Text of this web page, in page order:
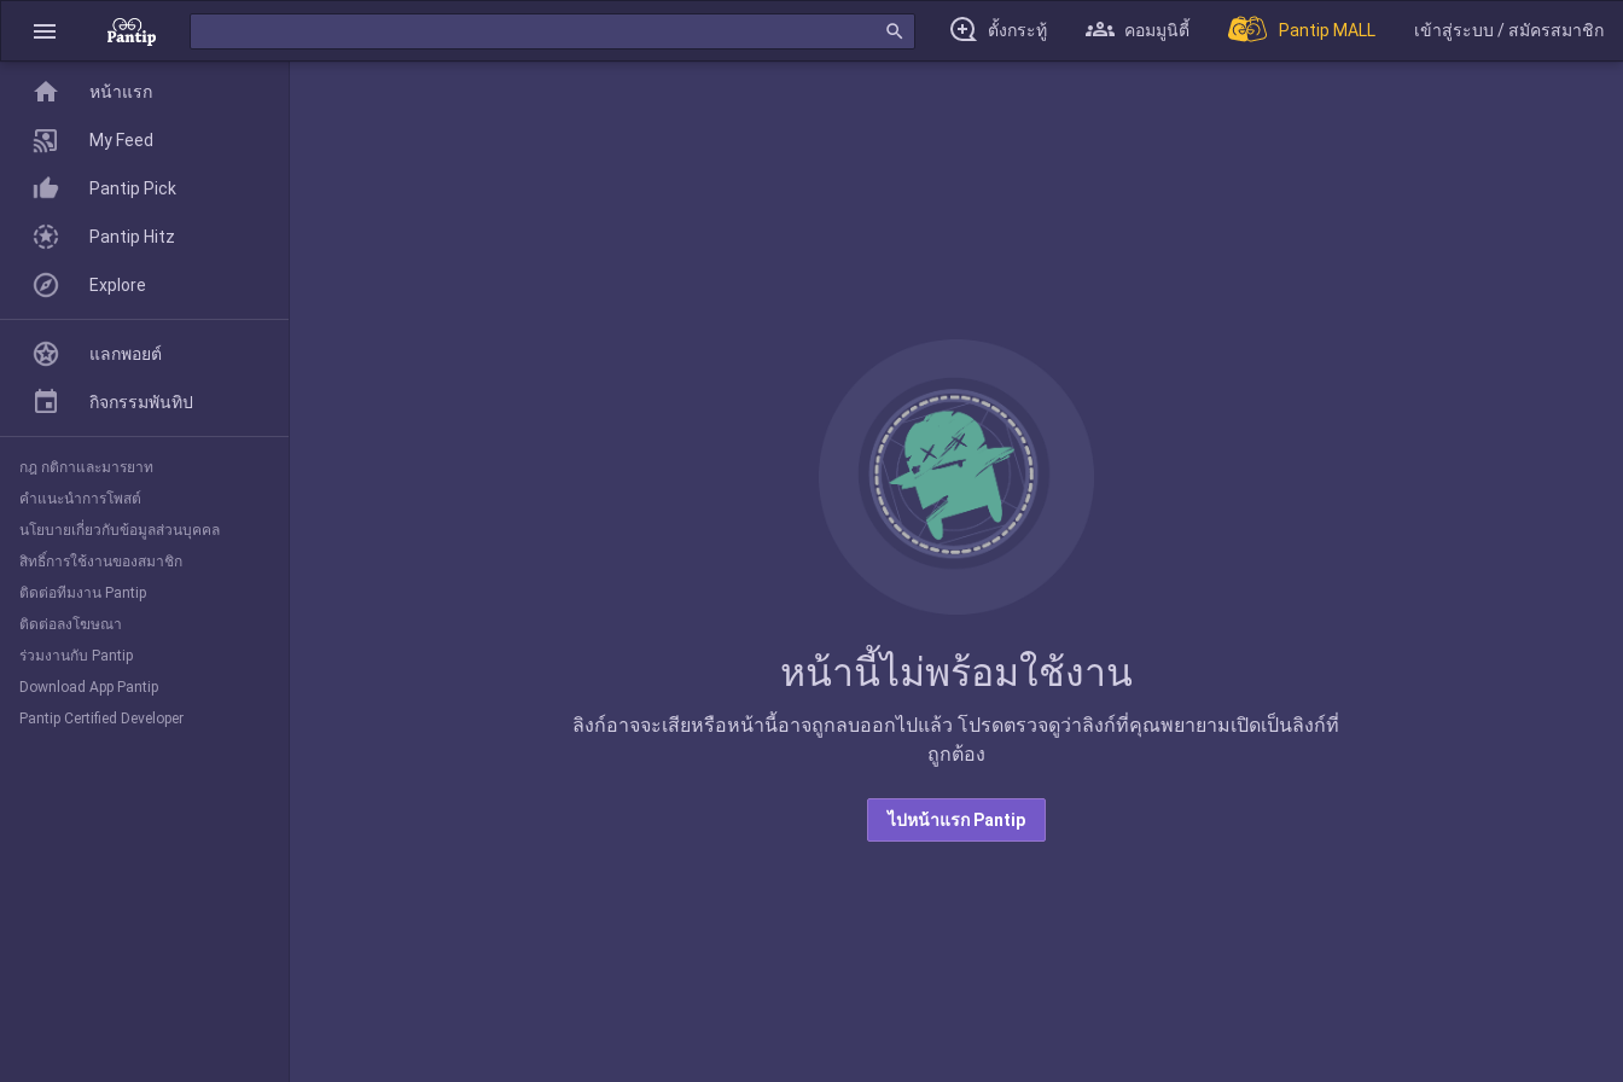
menu search ตั้งกระทู้ คอมมูนิตี้ Pantip MALL เข้าสู่ระบบ / สมัครสมาชิก
หน้านี้ไม่พร้อมใช้งาน
ลิงก์อาจจะเสียหรือหน้านี้อาจถูกลบออกไปแล้ว โปรดตรวจดูว่าลิงก์ที่คุณพยายามเปิดเป็นลิงก์ที่
ถูกต้อง
ไปหน้าแรก Pantip
home
Pantip Pick
Explore
home หน้าแรก
My Feed
Pantip Pick
Pantip Hitz
Explore
แลกพอยต์
กิจกรรมพันทิป
กฎ กติกาและมารยาท
คำแนะนำการโพสต์
นโยบายเกี่ยวกับข้อมูลส่วนบุคคล
สิทธิ์การใช้งานของสมาชิก
ติดต่อทีมงาน Pantip
ติดต่อลงโฆษณา
ร่วมงานกับ Pantip
Download App Pantip
Pantip Certified Developer